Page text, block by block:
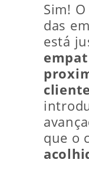
Sim!
das
está
cliente
que o